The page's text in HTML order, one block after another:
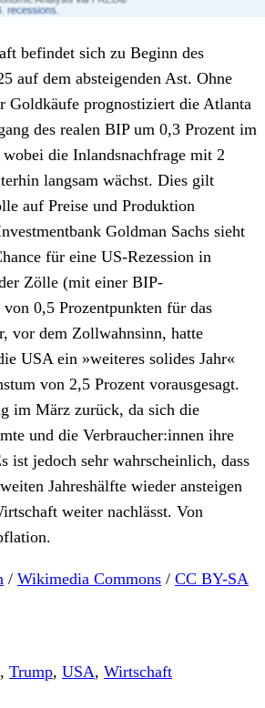
befindet sich zu Beginn des
auf dem absteigenden Ast. Ohne
Goldkäufe prognostiziert die Atlanta
des realen BIP um 0,3 Prozent im
die Inlandsnachfrage mit 2
langsam wächst. Dies gilt
auf Preise und Produktion
Goldman Sachs sieht
für eine US-Rezession in
Zölle (mit einer BIP-
von 0,5 Prozentpunkten für das
vor dem Zollwahnsinn, hatte
USA ein »weiteres solides Jahr«
von 2,5 Prozent vorausgesagt.
im März zurück, da sich die
und die Verbraucher:innen ihre
ist jedoch sehr wahrscheinlich, dass
Jahreshälfte wieder ansteigen
weiter nachlässt. Von
/ Wikimedia Commons / CC BY-SA
, Trump, USA, Wirtschaft